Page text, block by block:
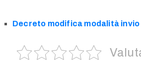
Decreto modifica modalità invio